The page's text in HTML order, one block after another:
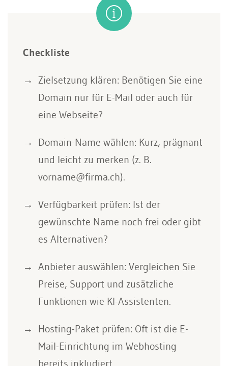
Checkliste
Zielsetzung klären: Benötigen Sie eine
Domain nur für E-Mail oder auch für
eine Webseite?
Domain-Name wählen: Kurz, prägnant
und leicht zu merken (z. B.
vorname@firma.ch).
Verfügbarkeit prüfen: Ist der
gewünschte Name noch frei oder gibt
es Alternativen?
Anbieter auswählen: Vergleichen Sie
Preise, Support und zusätzliche
Funktionen wie KI-Assistenten.
Hosting-Paket prüfen: Oft ist die E-
Mail-Einrichtung im Webhosting
bereits inkludiert.